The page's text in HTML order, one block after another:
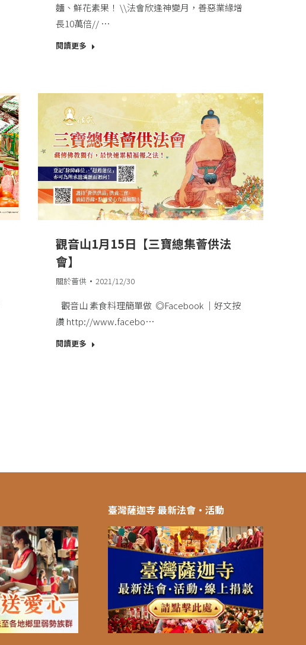
麵、鮮花素果！​ \\法會欣逢神變月，善惡業緣增
長10萬倍//​ …
閱讀更多
觀音山1月15日【三寶總集薈供法
會】
關於薈供 2021/12/30
觀音山 素食料理簡單做 ◎Facebook ｜好文按
讚​ http://www.facebo…
閱讀更多
臺灣薩迦寺 最新法會‧活動